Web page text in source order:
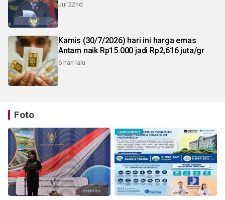
Jul 22nd
Kamis (30/7/2026) hari ini harga emas
Antam naik Rp15.000 jadi Rp2,616 juta/gr
6 hari lalu
Foto